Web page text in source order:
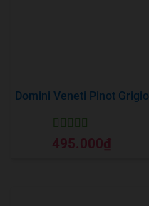
Domini Veneti Pinot Grigio
Được xếp
hạng55 sao
495.000₫